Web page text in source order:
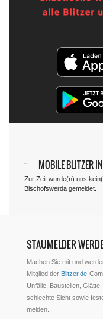
MOBILE BLITZER
Zur Zeit wurde(n) uns
Bischofswerda gemeldet.
STAUMELDER
Machen Sie mit und
Mitglied der Blitzer.de-
Unfälle, Baustellen,
schlechte Sicht sowie
melden.